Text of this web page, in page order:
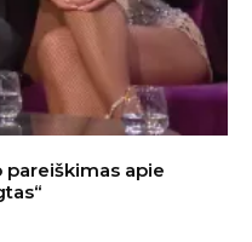
apie